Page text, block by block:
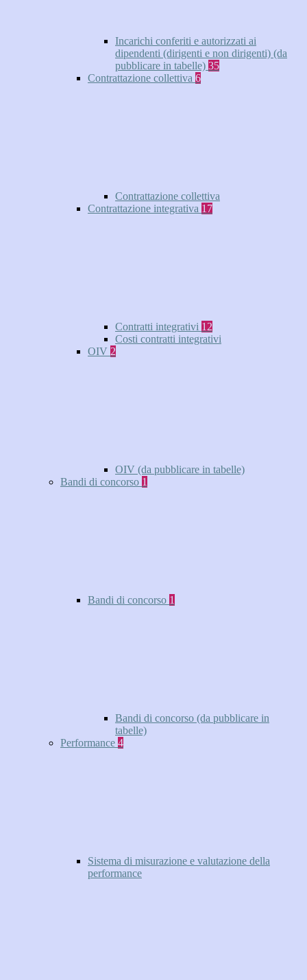
Incarichi conferiti e autorizzati ai
dipendenti (dirigenti e non dirigenti) (da
pubblicare in tabelle) 35
Contrattazione collettiva 6
Contrattazione collettiva
Contrattazione integrativa 17
Contratti integrativi 12
Costi contratti integrativi
OIV 2
OIV (da pubblicare in tabelle)
Bandi di concorso 1
Bandi di concorso 1
Bandi di concorso (da pubblicare in
tabelle)
Performance 4
Sistema di misurazione e valutazione della
performance